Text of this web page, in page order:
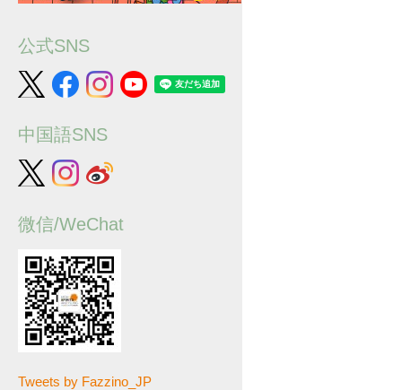
公式SNS
中国語SNS
微信/WeChat
Tweets by Fazzino_JP